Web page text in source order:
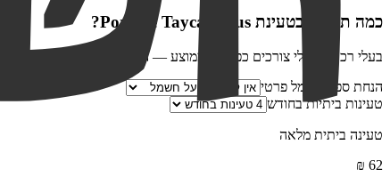
כמה תחסכו בטעינת Porsche Taycan Plus
?
בעלי רכב חשמלי צורכים כפול מהממוצע — ההנחה שווה פי שניים
הנחת ספק חשמל פרטי
טעינות ביתיות בחודש
טעינה ביתית מלאה
62
₪